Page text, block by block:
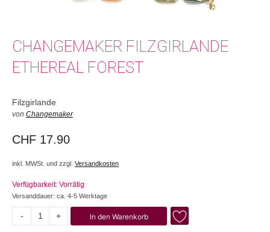
CHANGEMAKER FILZGIRLANDE
ETHEREAL FOREST
Filzgirlande
von Changemaker
CHF 17.90
inkl. MWSt. und zzgl. Versandkosten
Verfügbarkeit: Vorrätig
Versanddauer: ca. 4-5 Werktage
-
Ethereal
+ In den Warenkorb